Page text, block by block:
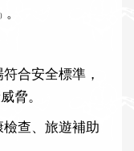
。
合安全標準，
脅。
查、旅遊補助